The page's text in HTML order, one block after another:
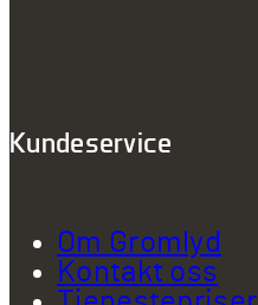
Kundeservice
Om Gromlyd
Kontakt oss